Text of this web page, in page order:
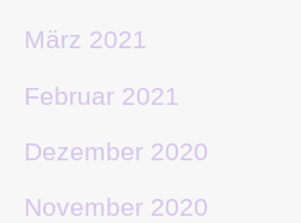
März 2021
Februar 2021
Dezember 2020
November 2020